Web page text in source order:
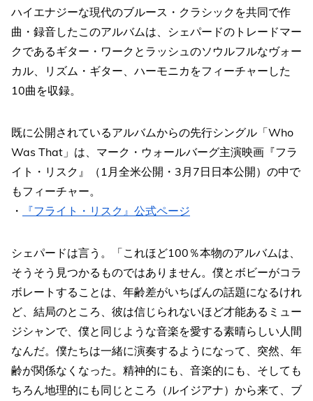
ハイエナジーな現代のブルース・クラシックを共同で作
曲・録音したこのアルバムは、シェパードのトレードマー
クであるギター・ワークとラッシュのソウルフルなヴォー
カル、リズム・ギター、ハーモニカをフィーチャーした
10曲を収録。
既に公開されているアルバムからの先行シングル「Who
Was That」は、マーク・ウォールバーグ主演映画『フラ
イト・リスク』（1月全米公開・3月7日日本公開）の中で
もフィーチャー。
・
『フライト・リスク』公式ページ
シェパードは言う。「これほど100％本物のアルバムは、
そうそう見つかるものではありません。僕とボビーがコラ
ボレートすることは、年齢差がいちばんの話題になるけれ
ど、結局のところ、彼は信じられないほど才能あるミュー
ジシャンで、僕と同じような音楽を愛する素晴らしい人間
なんだ。僕たちは一緒に演奏するようになって、突然、年
齢が関係なくなった。精神的にも、音楽的にも、そしても
ちろん地理的にも同じところ（ルイジアナ）から来て、ブ